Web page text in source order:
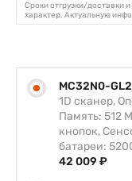
MC32N0-
1D сканер,
Память: 512
кнопок,
батареи:
42 009 ₽
Сроки отгрузки/доставки
характер.